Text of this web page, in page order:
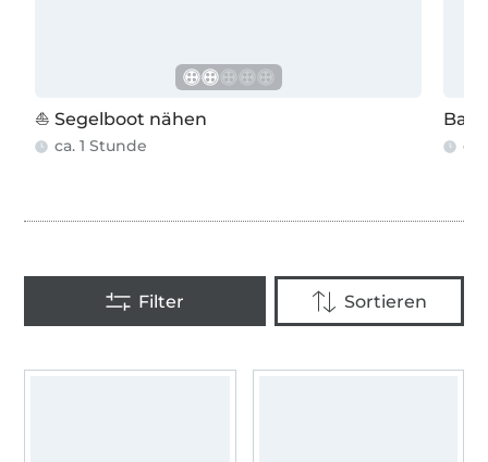
⛵ Segelboot nähen
ca. 1 Stunde